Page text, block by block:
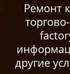
Ремонт
другие